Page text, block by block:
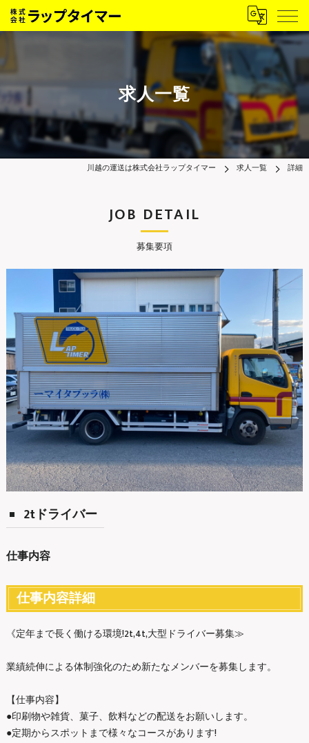
求人一覧
川越の運送は株式会社ラップタイマー 求人一覧 詳細
募集要項
JOB DETAIL
2tドライバー
仕事内容
仕事内容詳細
《定年まで長く働ける環境!2t,4t,大型ドライバー募集≫
業績続伸による体制強化のため新たなメンバーを募集します。
【仕事内容】
●印刷物や雑貨、菓子、飲料などの配送をお願いします。
●定期からスポットまで様々なコースがあります!